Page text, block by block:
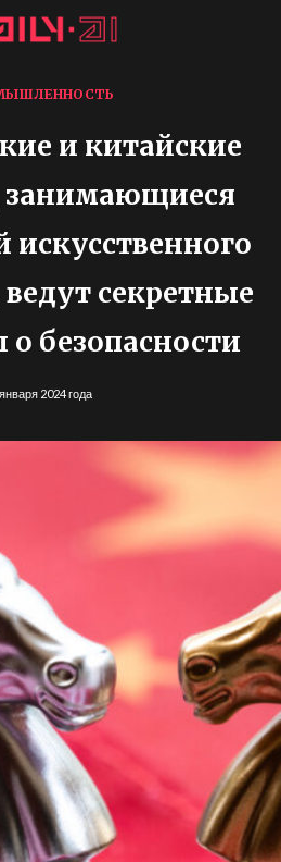
и китайские
искусственного
секретные
о безопасности
2024 года